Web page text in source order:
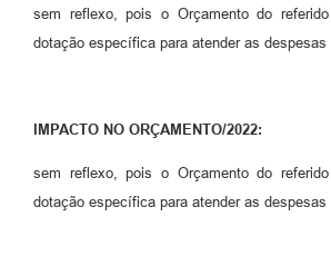
sem reflexo, pois o Orçamento do
dotação específica para atender as
IMPACTO NO ORÇAMENTO/2022:
sem reflexo, pois o Orçamento do
dotação específica para atender as